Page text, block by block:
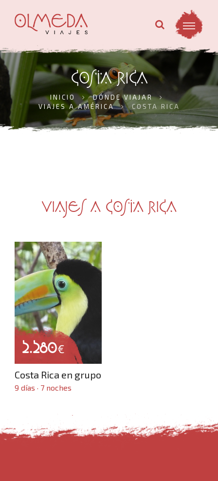
Crear viaje a medida
COSTA RICA
INICIO
DÓNDE VIAJAR
VIAJES A AMÉRICA
COSTA RICA
VIAJES A COSTA RICA
2.280€
Costa Rica en grupo
9 días · 7 noches